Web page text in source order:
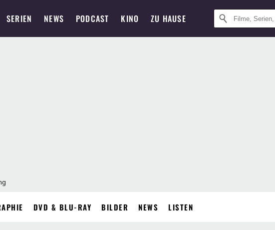
SERIEN NEWS PODCAST KINO ZU HAUSE
DVD & BLU-RAY BILDER NEWS LISTEN